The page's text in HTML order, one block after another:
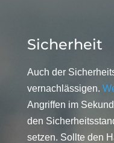
Sicherheit
Auch der
vernachlässigen.
Angriffen im
den
setzen. Sollte den